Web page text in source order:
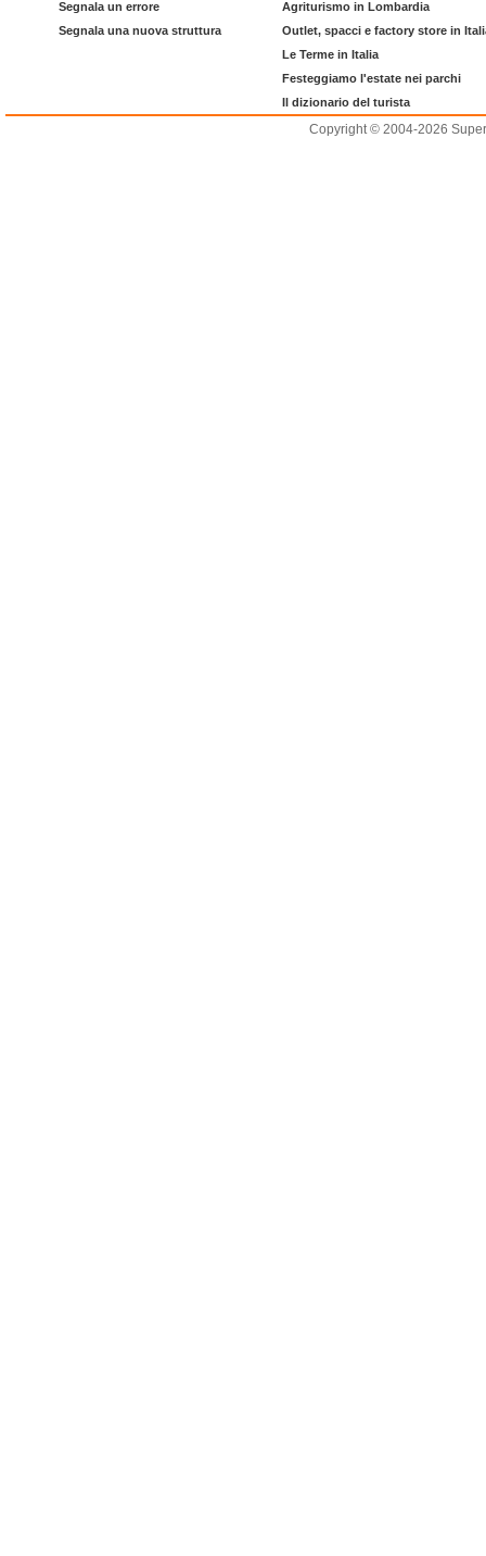
Segnala un errore
Segnala una nuova struttura
Agriturismo in Lombardia
Outlet, spacci e factory store in
Le Terme in Italia
Festeggiamo l'estate nei parchi
Il dizionario del turista
Copyright © 2004-2026